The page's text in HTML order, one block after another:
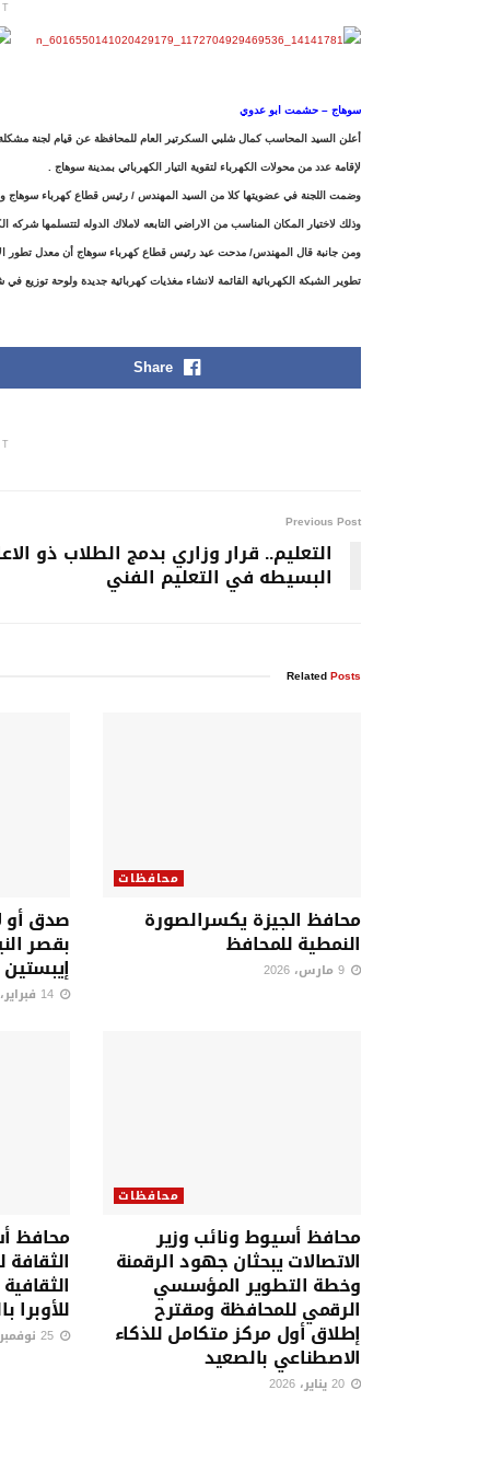
سوهاج – حشمت ابو عدوي
أعلن السيد المحاسب كمال شلبي السكرتير العام للمحافظة عن قيام لجنة
لإقامة عدد من محولات الكهرباء لتقوية التيار الكهربائي بمدينة سوهاج .
وضمت اللجنة في عضويتها كلا من السيد المهندس / رئيس قطاع كهرباء سوهاج
وذلك لاختيار المكان المناسب من الاراضي التابعه لاملاك الدوله لتتسلمها شركه
تطوير الشبكة الكهربائية القائمة لانشاء مغذيات كهربائية جديدة ولوحة توزيع
Share
Previous Post
التعليم.. قرار وزاري بدمج الطلاب ذو
البسيطه في التعليم الفني
RelatedPosts
محافظات
محافظ الجيزة يكسرالصورة
النمطية للمحافظ
صدق أو
بقصر
محافظات
محافظ أسيوط ونائب وزير
الاتصالات يبحثان جهود الرقمنة
وخطة التطوير المؤسسي
الرقمي للمحافظة ومقترح
إطلاق أول مركز متكامل للذكاء
الاصطناعي بالصعيد
محافظ
الثقافة
للأوبرا